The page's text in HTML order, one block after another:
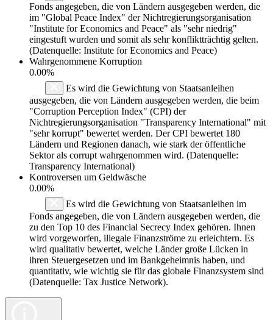
Fonds angegeben, die von Ländern ausgegeben werden, die
im "Global Peace Index" der Nichtregierungsorganisation
"Institute for Economics and Peace" als "sehr niedrig"
eingestuft wurden und somit als sehr konfliktträchtig gelten.
(Datenquelle: Institute for Economics and Peace)
Wahrgenommene Korruption
0.00%
Es wird die Gewichtung von Staatsanleihen
ausgegeben, die von Ländern ausgegeben werden, die beim
"Corruption Perception Index" (CPI) der
Nichtregierungsorganisation "Transparency International" mit
"sehr korrupt" bewertet werden. Der CPI bewertet 180
Ländern und Regionen danach, wie stark der öffentliche
Sektor als corrupt wahrgenommen wird. (Datenquelle:
Transparency International)
Kontroversen um Geldwäsche
0.00%
Es wird die Gewichtung von Staatsanleihen im
Fonds angegeben, die von Ländern ausgegeben werden, die
zu den Top 10 des Financial Secrecy Index gehören. Ihnen
wird vorgeworfen, illegale Finanzströme zu erleichtern. Es
wird qualitativ bewertet, welche Länder große Lücken in
ihren Steuergesetzen und im Bankgeheimnis haben, und
quantitativ, wie wichtig sie für das globale Finanzsystem sind
(Datenquelle: Tax Justice Network).